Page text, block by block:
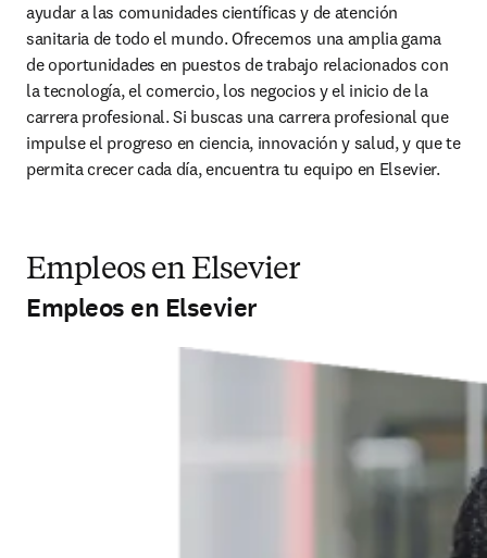
ayudar a las comunidades científicas y de atención
sanitaria de todo el mundo. Ofrecemos una amplia gama
de oportunidades en puestos de trabajo relacionados con
la tecnología, el comercio, los negocios y el inicio de la
carrera profesional. Si buscas una carrera profesional que
impulse el progreso en ciencia, innovación y salud, y que te
permita crecer cada día, encuentra tu equipo en Elsevier.
Empleos en Elsevier
Empleos en Elsevier